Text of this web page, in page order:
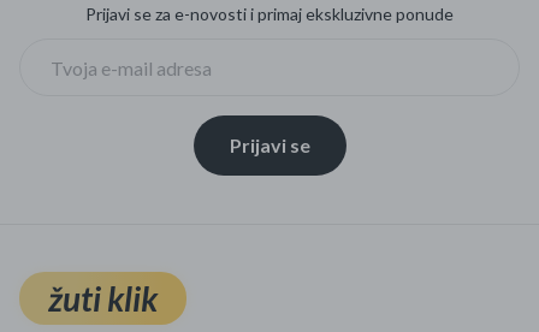
Prijavi se za e-novosti i primaj ekskluzivne ponude
Prijavi se
žuti klik